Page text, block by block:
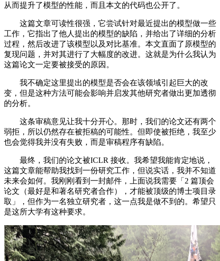
从而提升了模型的性能，而且本文的代码也公开了。
这篇文章可读性很强，它尝试针对最近提出的模型做一些
工作，它指出了他人提出的模型的缺陷，并给出了详细的分析
过程，然后改进了该模型以及对比基准。本文直面了原模型的
复现问题，并对其进行了大幅度的改进。这就是为什么我认为
这篇论文一定要被接受的原因。
我不确定这里提出的模型是否会在该领域引起巨大的改
变，但是这种方法可能会影响并启发其他研究者做出更加透彻
的分析。
这条审稿意见让我十分开心。那时，我们的论文还有两个
弱拒，所以仍然存在被拒稿的可能性。但即使被拒绝，我至少
也会觉得我并没有失败，而是审稿程序有缺陷。
最终，我们的论文被ICLR 接收。我希望我能肯定地说，
这篇文章能帮助我找到一份研究工作，但说实话，我并不知道
未来会如何。我刚刚看到一封邮件，上面说我需要「2 篇顶会
论文（最好是和著名研究者合作），才能被顶级的博士项目录
取」，但作为一名独立研究者，这一点我是做不到的。希望只
是这所大学有这种要求。